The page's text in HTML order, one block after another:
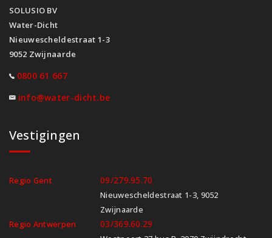
SOLUSIO BV
Water-Dicht
Nieuwescheldestraat 1-3
9052 Zwijnaarde
0800 61 667
info@water-dicht.be
Vestigingen
Regio Gent 09/279.95.70
Nieuwescheldestraat 1-3, 9052
Zwijnaarde
Regio Antwerpen
03/369.60.29